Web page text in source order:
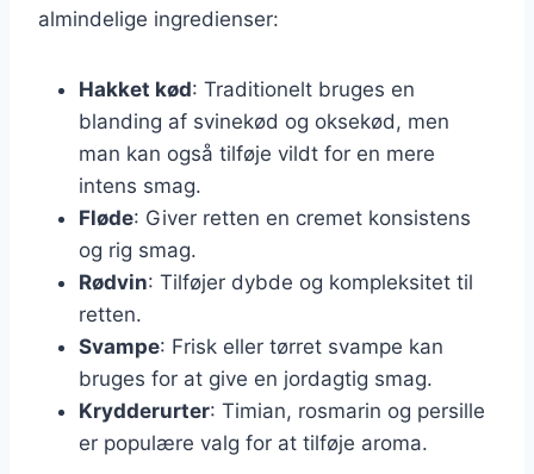
almindelige ingredienser:
Hakket kød: Traditionelt bruges en
blanding af svinekød og oksekød, men
man kan også tilføje vildt for en mere
intens smag.
Fløde: Giver retten en cremet konsistens
og rig smag.
Rødvin: Tilføjer dybde og kompleksitet til
retten.
Svampe: Frisk eller tørret svampe kan
bruges for at give en jordagtig smag.
Krydderurter: Timian, rosmarin og persille
er populære valg for at tilføje aroma.